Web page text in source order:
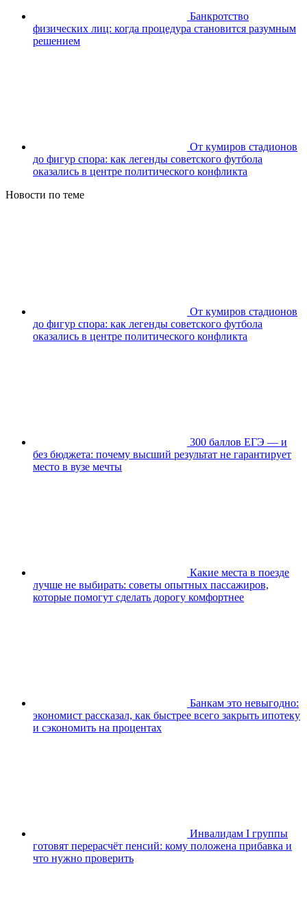
Банкротство
физических лиц: когда процедура становится разумным
решением
От кумиров стадионов
до фигур спора: как легенды советского футбола
оказались в центре политического конфликта
Новости по теме
От кумиров стадионов
до фигур спора: как легенды советского футбола
оказались в центре политического конфликта
300 баллов ЕГЭ — и
без бюджета: почему высший результат не гарантирует
место в вузе мечты
Какие места в поезде
лучше не выбирать: советы опытных пассажиров,
которые помогут сделать дорогу комфортнее
Банкам это невыгодно:
экономист рассказал, как быстрее всего закрыть ипотеку
и сэкономить на процентах
Инвалидам I группы
готовят перерасчёт пенсий: кому положена прибавка и
что нужно проверить